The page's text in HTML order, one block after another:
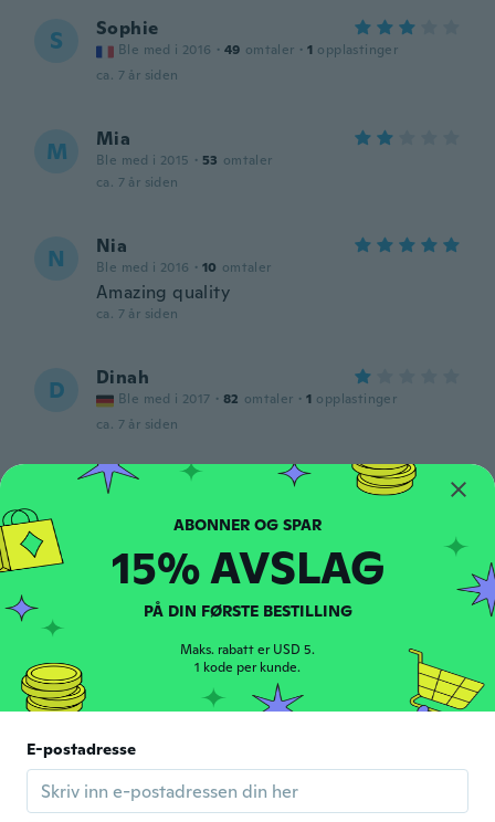
S Sophie
Ble med i 2016 · 49 omtaler · 1 opplastinger
ca. 7 år siden
M Mia
Ble med i 2015 · 53 omtaler
ca. 7 år siden
N Nia
Ble med i 2016 · 10 omtaler
Amazing quality
ca. 7 år siden
D Dinah
Ble med i 2017 · 82 omtaler · 1 opplastinger
ca. 7 år siden
Angela
ca. 7 år siden
Melissa
Ble med i 2017 · 4 omtaler
E
È un unico pezzo. No body aperto sotto.
15% AVSLAG
PÅ DIN FØRSTE BESTILLING
Maks. rabatt er USD 5.
1 kode per kunde.
E-postadresse